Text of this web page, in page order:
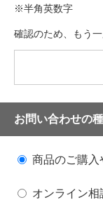
※半角英数字
確認のため、もう
お問い合わせの
商品のご購入
オンライン相